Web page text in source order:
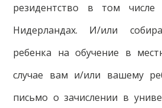
резидентство в том
Нидерландах. И/или
ребенка на обучение в
случае вам и/или вашему
письмо о зачислении в